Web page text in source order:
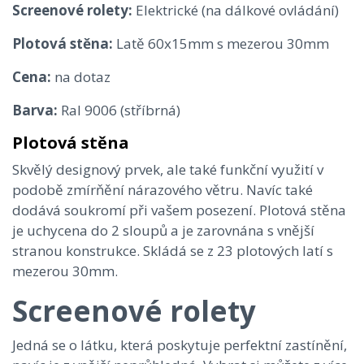
Screenové rolety: Elektrické (na dálkové ovládání)
Plotová stěna: Latě 60x15mm s mezerou 30mm
Cena: na dotaz
Barva: Ral 9006 (stříbrná)
Plotová stěna
Skvělý designový prvek, ale také funkční využití v
podobě zmírňění nárazového větru. Navíc také
dodává soukromí při vašem posezení. Plotová stěna
je uchycena do 2 sloupů a je zarovnána s vnější
stranou konstrukce. Skládá se z 23 plotových latí s
mezerou 30mm.
Screenové rolety
Jedná se o látku, která poskytuje perfektní zastínění,